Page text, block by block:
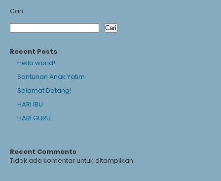
Cari
Cari
Recent Posts
Hello world!
Santunan Anak Yatim
Selamat Datang!
HARI IBU
HARI GURU
Recent Comments
Tidak ada komentar untuk ditampilkan.